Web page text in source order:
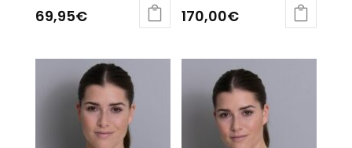
69,95€
plusieurs
variations.
170,00€
plusieurs
variations.
options